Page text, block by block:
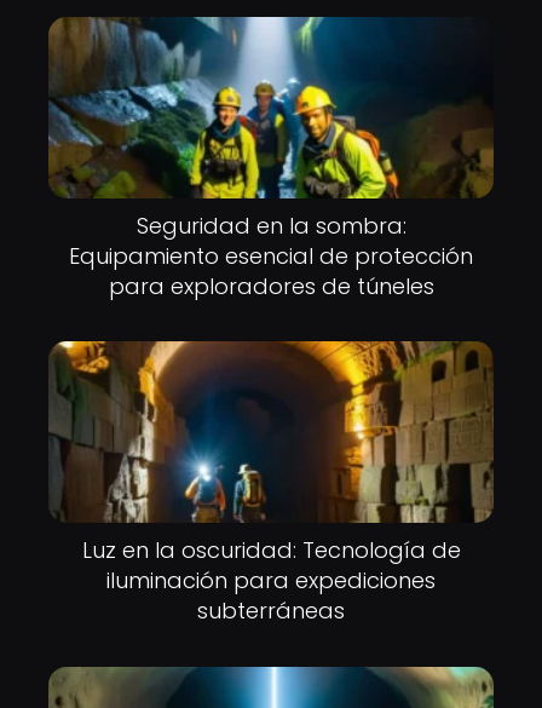
Seguridad en la sombra:
Equipamiento esencial de protección
para exploradores de túneles
Luz en la oscuridad: Tecnología de
iluminación para expediciones
subterráneas